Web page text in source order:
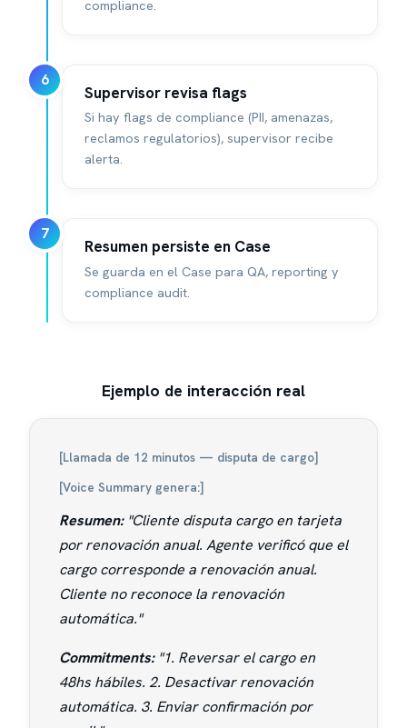
compliance.
6
Supervisor revisa flags
Si hay flags de compliance (PII, amenazas,
reclamos regulatorios), supervisor recibe
alerta.
7
Resumen persiste en Case
Se guarda en el Case para QA, reporting y
compliance audit.
Ejemplo de interacción real
[Llamada de 12 minutos — disputa de cargo]
[Voice Summary genera:]
Resumen:"Cliente disputa cargo en tarjeta
por renovación anual. Agente verificó que el
cargo corresponde a renovación anual.
Cliente no reconoce la renovación
automática."
Commitments:"1. Reversar el cargo en
48hs hábiles. 2. Desactivar renovación
automática. 3. Enviar confirmación por